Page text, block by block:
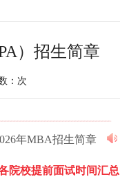
）招生简章
： 次
年MBA招生简章
院校提前面试时间汇总